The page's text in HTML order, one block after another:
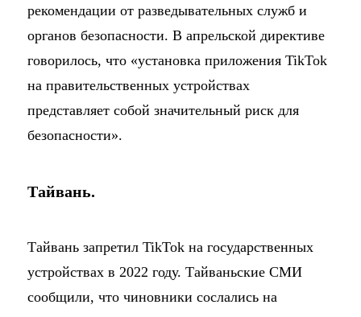
рекомендации от разведывательных служб и
органов безопасности. В апрельской директиве
говорилось, что «установка приложения TikTok
на правительственных устройствах
представляет собой значительный риск для
безопасности».
Тайвань.
Тайвань запретил TikTok на государственных
устройствах в 2022 году. Тайваньские СМИ
сообщили, что чиновники сослались на